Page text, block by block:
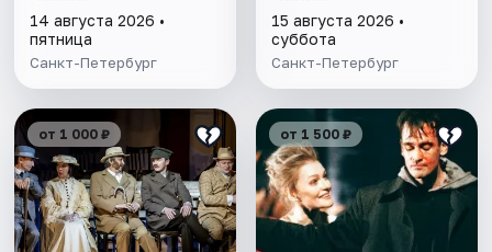
14 августа 2026 •
пятница
Санкт-Петербург
15 августа 2026 •
суббота
Санкт-Петербург
от 1 000 ₽ от 1 500 ₽